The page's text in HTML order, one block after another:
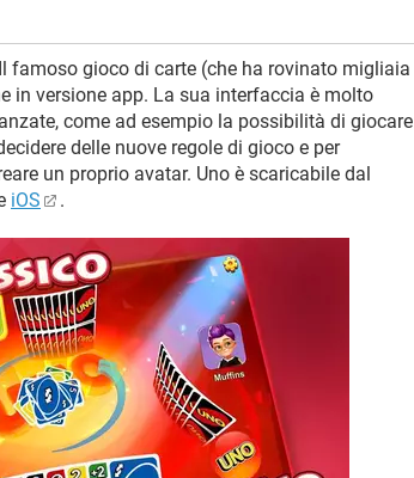
famoso gioco di carte (che ha rovinato migliaia
in versione app. La sua interfaccia è molto
come ad esempio la possibilità di giocare
delle nuove regole di gioco e per
un proprio avatar. Uno è scaricabile dal
iOS .